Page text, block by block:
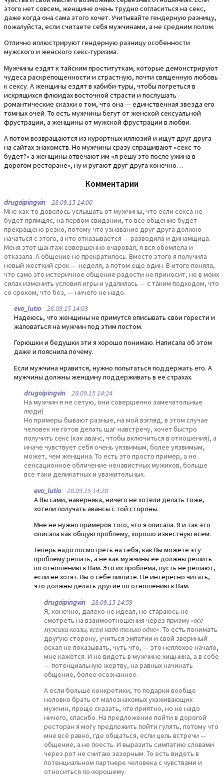
этого нет совсем, женщине очень трудно согласиться на секс,
даже когда она сама этого хочет. Учитывайте гендерную разницу,
пожалуйста, если считаете себя мужчинами, а не средним полом.
Отлично иллюстрируют гендерную разницу особенности
мужского и женского секс-туризма.
Мужчины ездят к тайским проституткам, которые демонстрируют
чудеса раскрепощенности и страстную, почти священную любовь
к сексу. А женщины ездят в хабиби-туры, чтобы погреться в
искрящихся флюидах восточной страсти и послушать
романтические сказки о том, что она — единственная звезда его
томных очей. То есть мужчины бегут от женской сексуальной
фрустрации, а женщины от мужской фрустрации в любви.
А потом возвращаются из курортных иллюзий и ищут друг друга
на сайтах знакомств. Но мужчины сразу спрашивают «секс-то
будет?» а женщины отвечают им «я решу это после ужина в
дорогом ресторане», ну и ругают друг друга конечно…
Комментарии
drugoipingvin 28.09.15 14:00
Мне как-то довелось услышать от мужчины, что если секса не
будет прямщяс, на первом свидании, то все общение будет
прекращено резко, потому что узнавание друг друга должно
начаться с этого, а кто отказывается — разводила и динамщица.
Меня этот шантаж совершенно очаровал, я вся обомлела и
отказала. А общение не прекратилось. Вместо этого я получила
новый жесткий срок — неделя, а потом еще один. В итоге поняла,
что само это истеричное общение радости не приносит, не в моих
силах изменить условия игры и удалилась — с таким подходом, что
со сроком, что без, — ничего не надо.
evo_lutio28.09.15 14:03
Надеюсь, что женщины не примутся описывать свои горести и
жаловаться на мужчин под этим постом.
Горюшки и бедушки эти я хорошо понимаю. Написала об этом
даже и пояснила почему.
Если мужчина нравится, нужно попытаться поддержать его. А
мужчины должны женщину поддерживать в ее страхах.
drugoipingvin 28.09.15 14:24
На мужчин я не сетую, они совершенно замечательные
люди)
Но примеры бывают разные, на мой взгляд, в этом случае
человек не готов делать шаг навстречу, хочет быстро
получить секс (как аванс, чтобы включиться в отношения), а
иначе чувствует себя очень уязвимым, более уязвимым,
может, чем женщина. То есть это просто пример, а не
сенсационное обличение ненавистных мужиков, больше
все-таки деликатных и уважительных.
evo_lutio28.09.15 14:28
А Вы сами, наверняка, ничего не хотели делать тоже,
хотели получать авансы с той стороны.
Мне не нужно примеров того, что я описала. Я и так это
описала как общую проблему, хорошо известную всем.
Теперь надо посмотреть на себя, как Вы можете эту
проблему решать, а не как мужчины ее должны решить
по отношению к Вам. Это их проблема, пусть не решают,
если не хотят. Вы о себе пишите. Не интересно читать,
что должны делать другие по отношению к Вам.
drugoipingvin 28.09.15 14:59
Я, конечно, далеко не идеал, но стараюсь не
смотреть на взаимоотношения через призму«все
мужики козлы, всем надо только одно». То есть понимать
другую сторону, учиться эмпатии и свой звериный
оскал не показывать, чуть что, — это неплохое начало,
мне кажется. И не видеть в мужчине хищника, а в себе
— потенциальную жертву, на равных начинать
общение, более осознанное.
А если больше конкретики, то подарки вообще
неловко брать от малознакомых ухаживающих
мужчин, проще сказать, что приятно, но не надо
ничего, спасибо. На предложение пойти в дорогой
ресторан я могу предложить пойти гулять, потому что
мне всё равно, где общаться, если цель встречи —
общение, а не поесть. И выразить симпатию словами
через рот не считаю зазорным. То есть видеть в
потенциальном партнере человека с чувствами и
относиться по-хорошему.